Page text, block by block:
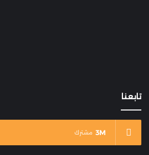
تابعنا
3M مشترك